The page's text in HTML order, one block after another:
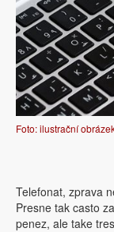
Foto: ilustrační
Telefonat, zprava
Presne tak casto
penez, ale take